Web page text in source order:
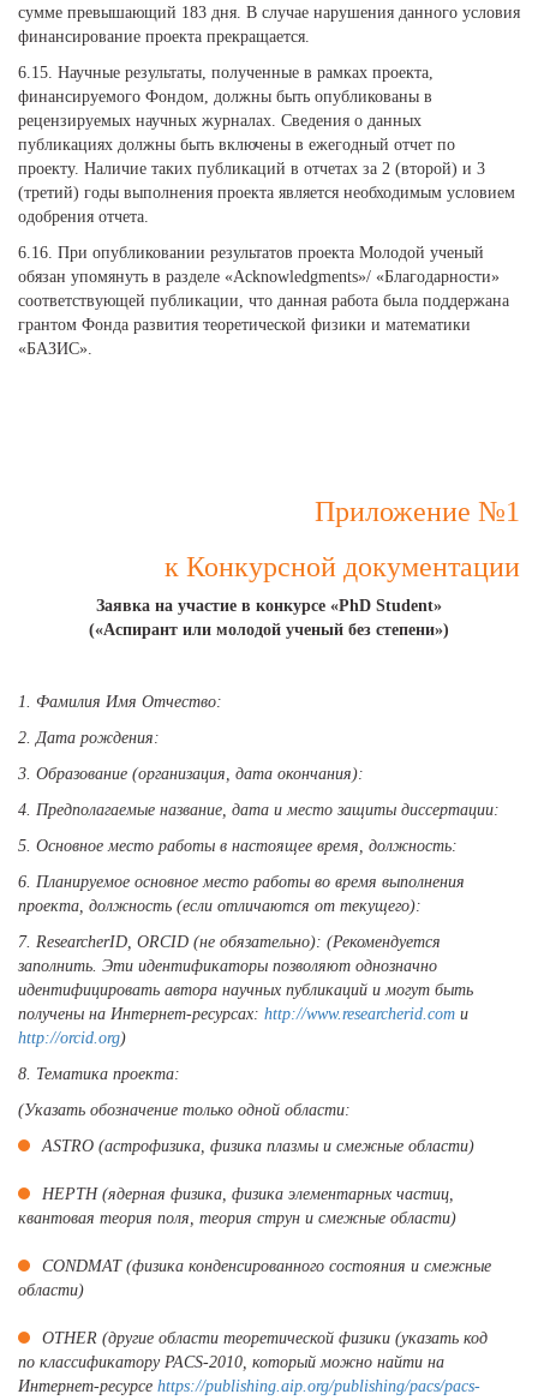
сумме превышающий 183 дня. В случае нарушения данного условия
финансирование проекта прекращается.
6.15. Научные результаты, полученные в рамках проекта,
финансируемого Фондом, должны быть опубликованы в
рецензируемых научных журналах. Сведения о данных
публикациях должны быть включены в ежегодный отчет по
проекту. Наличие таких публикаций в отчетах за 2 (второй) и 3
(третий) годы выполнения проекта является необходимым условием
одобрения отчета.
6.16. При опубликовании результатов проекта Молодой ученый
обязан упомянуть в разделе «Acknowledgments»/ «Благодарности»
соответствующей публикации, что данная работа была поддержана
грантом Фонда развития теоретической физики и математики
«БАЗИС».
Приложение №1
к Конкурсной документации
Заявка на участие в конкурсе «PhD Student»
(«Аспирант или молодой ученый без степени»)
1. Фамилия Имя Отчество:
2. Дата рождения:
3. Образование (организация, дата окончания):
4. Предполагаемые название, дата и место защиты диссертации:
5. Основное место работы в настоящее время, должность:
6. Планируемое основное место работы во время выполнения
проекта, должность (если отличаются от текущего):
7. ResearcherID, ORCID (не обязательно): (Рекомендуется
заполнить. Эти идентификаторы позволяют однозначно
идентифицировать автора научных публикаций и могут быть
получены на Интернет-ресурсах: http://www.researcherid.com и
http://orcid.org)
8. Тематика проекта:
(Указать обозначение только одной области:
ASTRO (астрофизика, физика плазмы и смежные области)
HEPTH (ядерная физика, физика элементарных частиц,
квантовая теория поля, теория струн и смежные области)
CONDMAT (физика конденсированного состояния и смежные
области)
OTHER (другие области теоретической физики (указать код
по классификатору PACS-2010, который можно найти на
Интернет-ресурсе https://publishing.aip.org/publishing/pacs/pacs-